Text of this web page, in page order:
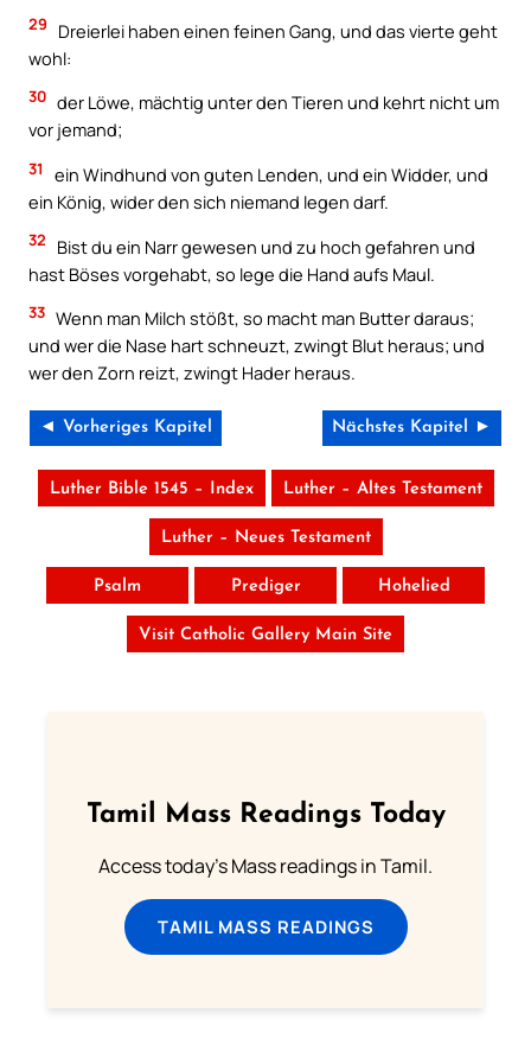
29
Dreierlei haben einen feinen Gang, und das vierte geht
wohl:
30 der Löwe, mächtig unter den Tieren und kehrt nicht um
vor jemand;
31
ein Windhund von guten Lenden, und ein Widder, und
ein König, wider den sich niemand legen darf.
32
Bist du ein Narr gewesen und zu hoch gefahren und
hast Böses vorgehabt, so lege die Hand aufs Maul.
33 Wenn man Milch stößt, so macht man Butter daraus;
und wer die Nase hart schneuzt, zwingt Blut heraus; und
wer den Zorn reizt, zwingt Hader heraus.
◄ Vorheriges Kapitel Nächstes Kapitel ►
Luther Bible 1545 – Index Luther – Altes Testament
Luther – Neues Testament
Psalm Prediger Hohelied
Visit Catholic Gallery Main Site
Tamil Mass Readings Today
Access today's Mass readings in Tamil.
TAMIL MASS READINGS